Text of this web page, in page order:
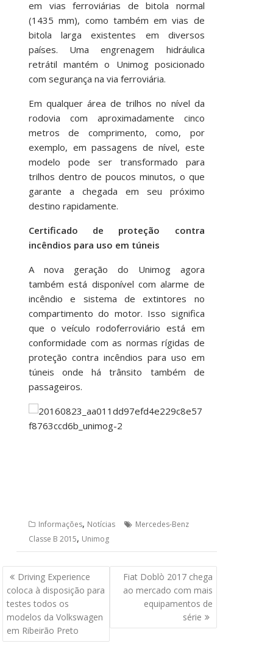
em vias ferroviárias de bitola normal
(1435 mm), como também em vias de
bitola larga existentes em diversos
países. Uma engrenagem hidráulica
retrátil mantém o Unimog posicionado
com segurança na via ferroviária.
Em qualquer área de trilhos no nível da
rodovia com aproximadamente cinco
metros de comprimento, como, por
exemplo, em passagens de nível, este
modelo pode ser transformado para
trilhos dentro de poucos minutos, o que
garante a chegada em seu próximo
destino rapidamente.
Certificado de proteção contra
incêndios para uso em túneis
A nova geração do Unimog agora
também está disponível com alarme de
incêndio e sistema de extintores no
compartimento do motor. Isso significa
que o veículo rodoferroviário está em
conformidade com as normas rígidas de
proteção contra incêndios para uso em
túneis onde há trânsito também de
passageiros.
Informações, Notícias
Mercedes-Benz
Classe B 2015, Unimog
Navegação
de
Post
Driving Experience
coloca à disposição para
testes todos os
modelos da Volkswagen
em Ribeirão Preto
Fiat Doblò 2017 chega
ao mercado com mais
equipamentos de
série